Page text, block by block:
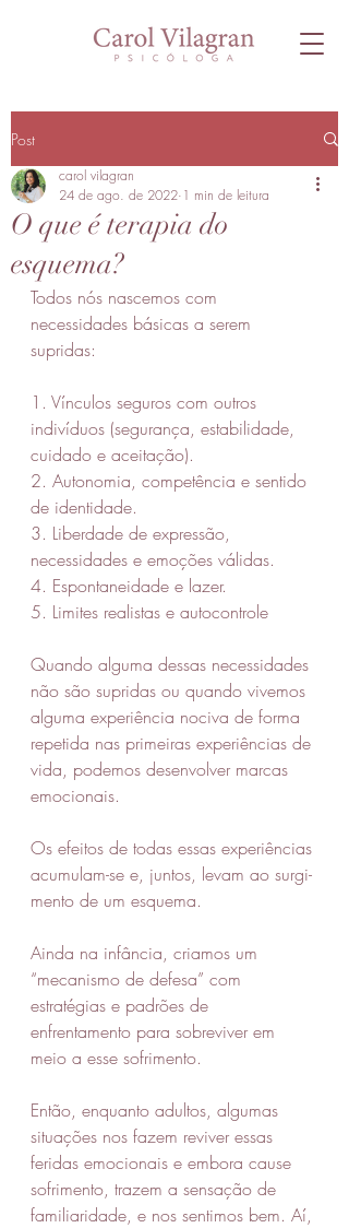
Post
O que é terapia do
esquema?
carol vilagran
24 de ago. de 2022 1 min de leitura
Todos nós nascemos com
necessidades básicas a serem
supridas:
1. Vínculos seguros com outros
indivíduos (segurança, estabili­dade,
cuidado e aceitação).
2. Autonomia, competência e senti­do
de identidade.
3. Liberdade de expressão,
necessidades e emoções válidas.
4. Espontaneidade e lazer.
5. Limites realistas e autocontrole
Quando alguma dessas necessidades
não são supridas ou quando vivemos
alguma experiência nociva de forma
repetida nas primeiras experiências de
vida, podemos desenvolver marcas
emocionais.
Os efeitos de todas essas experiências
acumulam-se e, juntos, levam ao surgi­
mento de um esquema.
Ainda na infância, criamos um
“mecanismo de defesa” com
estratégias e padrões de
enfrentamento para sobreviver em
meio a esse sofrimento.
Então, enquanto adultos, algumas
situações nos fazem reviver essas
feridas emocionais e embora cause
sofrimento, trazem a sensação de
familiaridade, e nos sentimos bem. Aí,